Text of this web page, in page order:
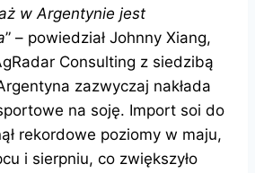
w Argentynie jest
” – powiedział Johnny Xiang,
Consulting z siedzibą
zazwyczaj nakłada
na soję. Import soi do
rekordowe poziomy w maju,
i sierpniu, co zwiększyło